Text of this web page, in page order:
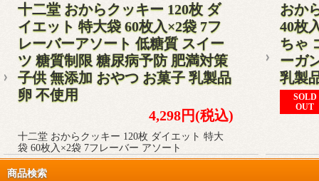
十二堂 おからクッキー 120枚 ダ
イエット 特大袋 60枚入×2袋 7フ
レーバーアソート 低糖質 スイー
ツ 糖質制限 糖尿病予防 肥満対策
子供 無添加 おやつ お菓子 乳製品
卵 不使用
4,298円(税込)
十二堂 おからクッキー 120枚 ダイエット 特大
袋 60枚入×2袋 7フレーバー アソート
おか
40枚
ちゃ
ーガ
乳製
SOLD
OUT
商品検索